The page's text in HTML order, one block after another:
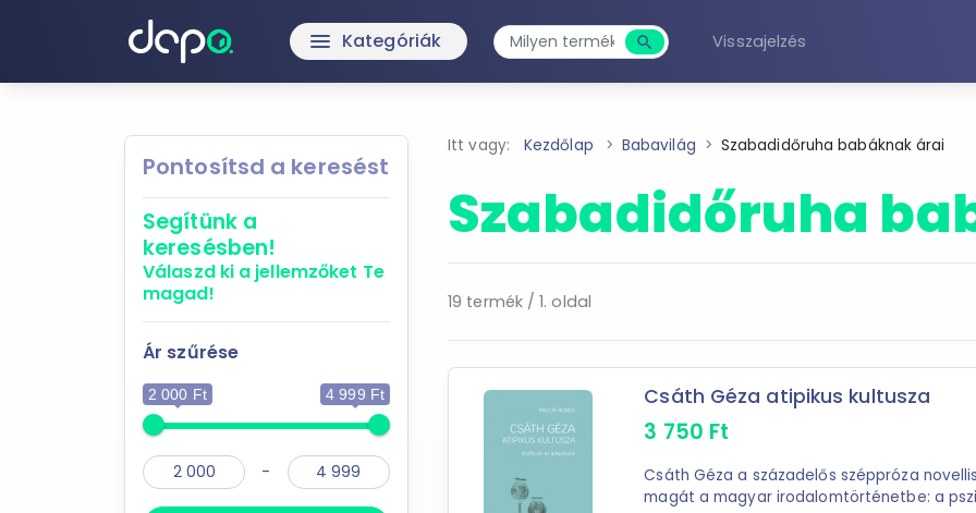
menu Kategóriák search
Keresés
Visszajelzés
Pontosítsd a keresést
Segítünk a
keresésben!
Válaszd ki a jellemzőket Te
magad!
Ár szűrése
2 000 Ft 4 999 Ft
-
Itt vagy: Kezdőlap Babavilág Szabadidőruha babáknak árai
Szabadidőruha
19 termék / 1. oldal
Csáth Géza atipikus kultusza
3 750 Ft
Csáth Géza a századelős széppróza
magát a magyar irodalomtörténetbe: a